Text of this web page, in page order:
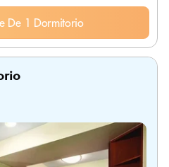
De 1 Dormitorio